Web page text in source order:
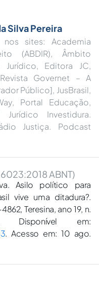
Silva Pereira
nos sites: Academia
(ABDIR), Âmbito
Jurídico, Editora JC,
Governet – A
Público], JusBrasil,
Portal Educação,
Investidura.
Justiça. Podcast
6023:2018 ABNT)
Asilo político para
vive uma ditadura?.
4862, Teresina, ano 19, n.
em:
. Acesso em: 10 ago.